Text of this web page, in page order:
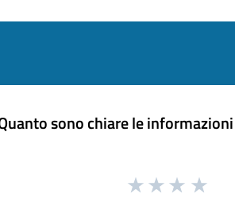
sono chiare le